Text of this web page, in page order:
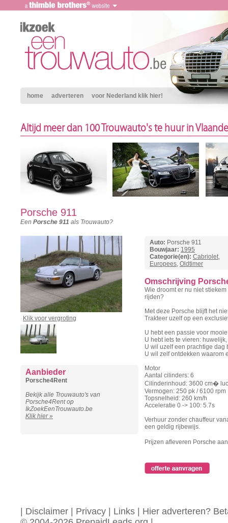
home adverteren voor Nederland klik hier!
Altijd meer dan 100 Trouwauto's te huur in
Porsche 911
Een Porsche 911 als Trouwauto?
Klik voor vergroting
Aanbieder
Porsche4Rent
Bekijk alle Trouwauto's van
Porsche4Rent op
IkZoekEenTrouwauto.be
Klik hier »
Auto: Porsche 911
Bouwjaar: 1995
Categorie(en): Cabriolet,
Europees, Oldtimer
Omschrijving
Wie droomt er nu niet
rijden?
Met deze Porsche blijft het
Trakteer uzelf op een
U hebt een passie voor
U hebt iets te vieren: huwelijk,
U wil uzelf een prachtige dag
U wil zelf ontdekken waarom
Motor
Aantal cilinders: 6
Cilinderinhoud: 3600 cm�
Vermogen: 250 pk / 6100 rpm
Topsnelheid: 260 km/h
Acceleratie 0 -> 100: 5.7s
Verhuur zonder chauffeur
een geldig rijbewijs.
Prijzen afleveren Porsche
Disclaimer Privacy Links
Hier adverteren?